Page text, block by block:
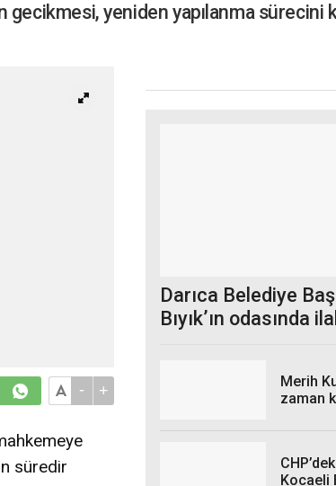
yeniden yapılanma sürecini
- +
süredir
Darıca Belediye
Bıyık’ın odasında
Merih
zaman
Kocaeli